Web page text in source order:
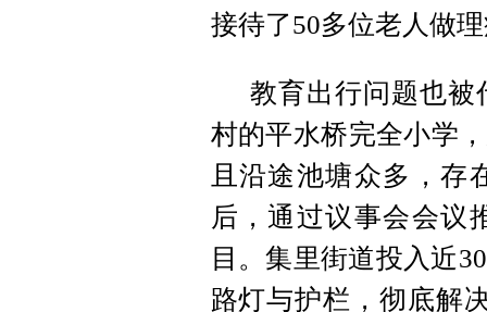
接待了50多位老人做
教育出行问题也被
村的平水桥完全小学
且沿途池塘众多，存
后，通过议事会会议
目。集里街道投入近
路灯与护栏，彻底解